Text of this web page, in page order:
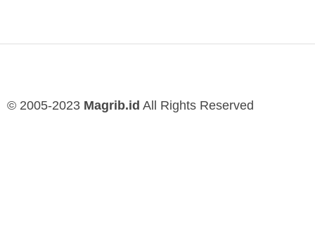
© 2005-2023 Magrib.id All Rights Reserved